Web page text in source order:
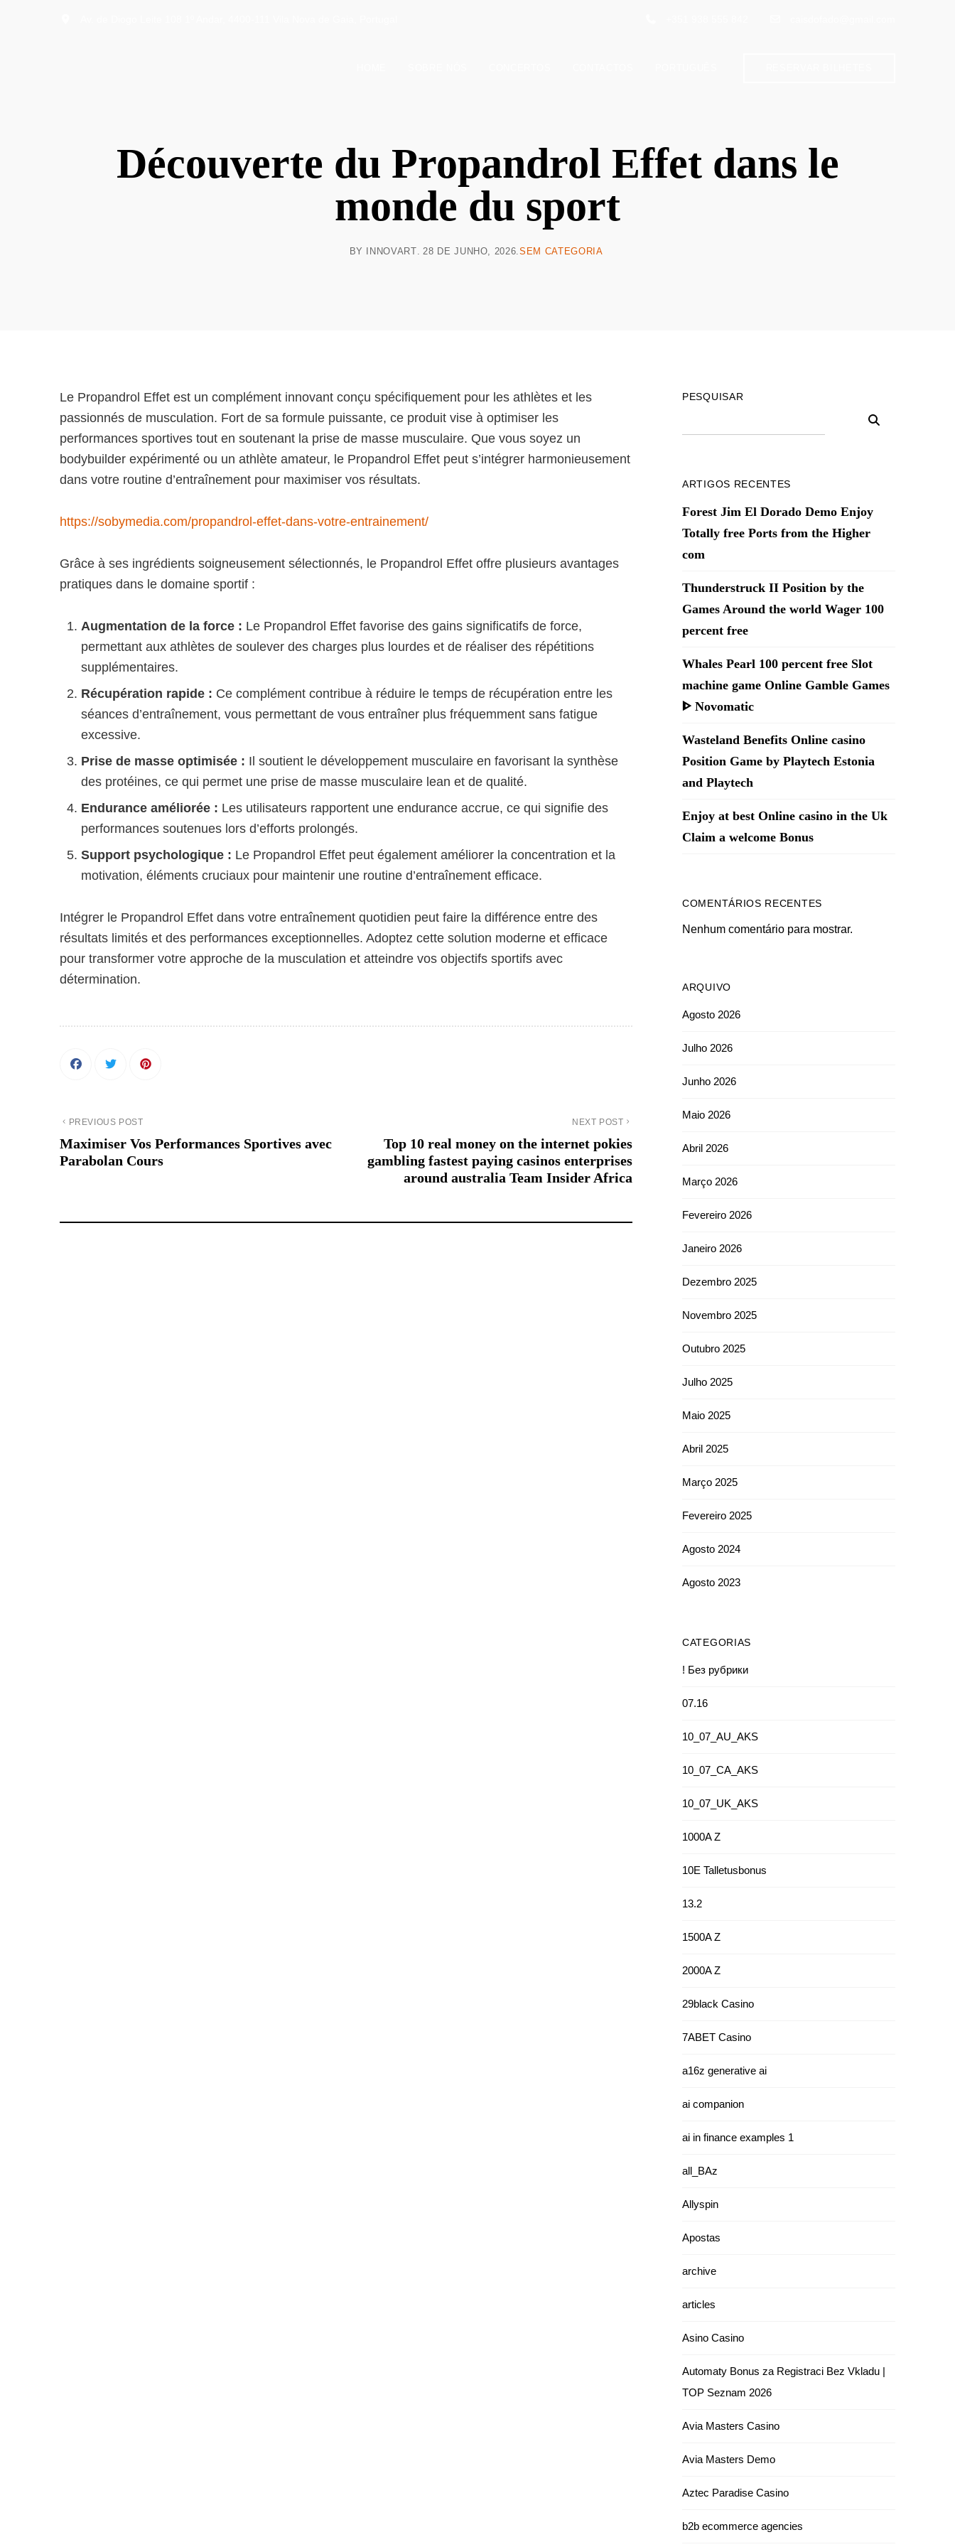
Découverte du Propandrol Effet dans le
monde du sport
BY INNOVART 28 DE JUNHO, 2026 SEM CATEGORIA
Le Propandrol Effet est un complément innovant conçu spécifiquement pour les athlètes et les
passionnés de musculation. Fort de sa formule puissante, ce produit vise à optimiser les
performances sportives tout en soutenant la prise de masse musculaire. Que vous soyez un
bodybuilder expérimenté ou un athlète amateur, le Propandrol Effet peut s’intégrer harmonieusement
dans votre routine d’entraînement pour maximiser vos résultats.
https://sobymedia.com/propandrol-effet-dans-votre-entrainement/
Grâce à ses ingrédients soigneusement sélectionnés, le Propandrol Effet offre plusieurs avantages
pratiques dans le domaine sportif :
Augmentation de la force : Le Propandrol Effet favorise des gains significatifs de force,
permettant aux athlètes de soulever des charges plus lourdes et de réaliser des répétitions
supplémentaires.
Récupération rapide : Ce complément contribue à réduire le temps de récupération entre les
séances d’entraînement, vous permettant de vous entraîner plus fréquemment sans fatigue
excessive.
Prise de masse optimisée : Il soutient le développement musculaire en favorisant la synthèse
des protéines, ce qui permet une prise de masse musculaire lean et de qualité.
Endurance améliorée : Les utilisateurs rapportent une endurance accrue, ce qui signifie des
performances soutenues lors d’efforts prolongés.
Support psychologique : Le Propandrol Effet peut également améliorer la concentration et la
motivation, éléments cruciaux pour maintenir une routine d’entraînement efficace.
Intégrer le Propandrol Effet dans votre entraînement quotidien peut faire la différence entre des
résultats limités et des performances exceptionnelles. Adoptez cette solution moderne et efficace
pour transformer votre approche de la musculation et atteindre vos objectifs sportifs avec
détermination.
PREVIOUS POST
Maximiser Vos Performances Sportives avec
Parabolan Cours
NEXT POST
Top 10 real money on the internet pokies
gambling fastest paying casinos enterprises
around australia Team Insider Africa
PESQUISAR
ARTIGOS RECENTES
Forest Jim El Dorado Demo Enjoy
Totally free Ports from the Higher
com
Thunderstruck II Position by the
Games Around the world Wager 100
percent free
Whales Pearl 100 percent free Slot
machine game Online Gamble Games
ᐈ Novomatic
Wasteland Benefits Online casino
Position Game by Playtech Estonia
and Playtech
Enjoy at best Online casino in the Uk
Claim a welcome Bonus
COMENTÁRIOS RECENTES
Nenhum comentário para mostrar.
ARQUIVO
Agosto 2026
Julho 2026
Junho 2026
Maio 2026
Abril 2026
Março 2026
Fevereiro 2026
Janeiro 2026
Dezembro 2025
Novembro 2025
Outubro 2025
Julho 2025
Maio 2025
Abril 2025
Março 2025
Fevereiro 2025
Agosto 2024
Agosto 2023
CATEGORIAS
! Без рубрики
07.16
10_07_AU_AKS
10_07_CA_AKS
10_07_UK_AKS
1000A Z
10E Talletusbonus
13.2
1500A Z
2000A Z
29black Casino
7ABET Casino
a16z generative ai
ai companion
ai in finance examples 1
all_BAz
Allyspin
Apostas
archive
articles
Asino Casino
Automaty Bonus za Registraci Bez Vkladu |
TOP Seznam 2026
Avia Masters Casino
Avia Masters Demo
Aztec Paradise Casino
b2b ecommerce agencies